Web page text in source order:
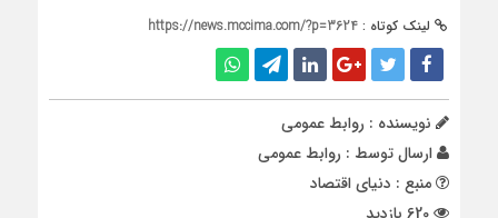
لینک کوتاه : https://news.mccima.com/?p=3624
نویسنده : روابط عمومی
ارسال توسط : روابط عمومی
منبع : دنیای اقتصاد